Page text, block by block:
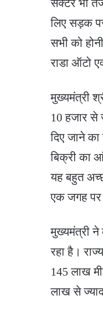
सेक्टर भी
लिए सड़क
सभी को
राडा ऑटो
मुख्यमंत्री
10 हजार से
दिए जाने का
बिक्री का
यह बहुत
एक जगह पर
मुख्यमंत्री ने
रहा है।
145 लाख
लाख से